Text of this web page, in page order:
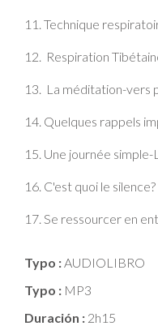
11. Technique
12. Respiration
13. La méditation-vers
14. Quelques rappels
15. Une journée
16. C'est quoi le silence?
17. Se ressourcer en
Typo :AUDIOLIBRO
Typo : MP3
Duración : 2h15